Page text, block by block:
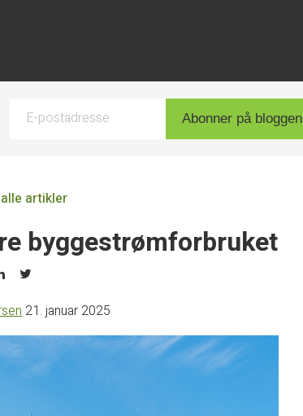
E-postadresse Abonner på bloggen
artikler
byggestrømforbruket
21. januar 2025